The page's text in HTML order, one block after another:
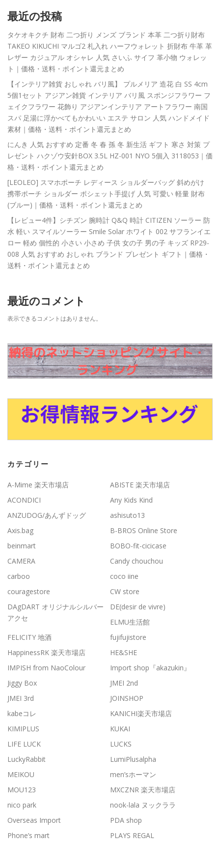
最近の投稿
タケオキクチ 財布 二つ折り メンズ ブランド 本革 二つ折り財布
TAKEO KIKUCHI マルゴ2 札入れ ハーフウォレット 折財布 牛革 革
レザー カジュアル オシャレ 人気 さいふ サイフ 革小物 ウォレッ
ト｜価格・送料・ポイント還元まとめ
【インテリア雑貨 おしゃれ バリ風】 プルメリア 造花 白 SS 4cm
5個1セット アジアン雑貨 インテリア バリ風 スポンジフラワー フ
ェイクフラワー 花飾り アジアンインテリア アートフラワー 南国
スパ 足湯に浮かべてもかわいい エステ サロン 人気 ハンドメイド
素材｜価格・送料・ポイント還元まとめ
にんき 人気 おすすめ 定番 冬 春 孫 冬 新生活 ギフト 寒さ 対策 プ
レゼント ハクゾウ安針BOX 3.5L HZ-001 NYO 5個入 3118053｜価
格・送料・ポイント還元まとめ
[LEOLEO] スマホポーチ レディース ショルダーバッグ 斜めがけ
携帯ポーチ ショルダー ポシェット手提げ 人気 可愛い 軽量 財布
(ブルー)｜価格・送料・ポイント還元まとめ
【レビュー4件】シチズン 腕時計 Q&Q 時計 CITIZEN ソーラー 防
水 軽い スマイルソーラー Smile Solar ホワイト 002 サフランイエ
ロー 軽め 個性的 小さい 小さめ 子供 女の子 男の子 キッズ RP29-
008 人気 おすすめ おしゃれ ブランド プレゼント ギフト｜価格・
送料・ポイント還元まとめ
最近のコメント
表示できるコメントはありません。
カテゴリー
A-Mime 楽天市場店
ABISTE 楽天市場店
ACONDICI
Any Kids Kind
ANZUDOG/あんずドッグ
ashisuto13
Axis.bag
B-BROS Online Store
beinmart
BOBO-fit-cicicase
CAMERA
Candy chouchou
carboo
coco iine
couragestore
CW store
DAgDART オリジナルシルバー
アクセ
DE(desir de vivre)
ELMU生活館
FELICITY 地酒
fujifujistore
HappinessRK 楽天市場店
HE&SHE
IMPISH from NaoColour
Import shop『akazukin』
Jiggy Box
JMEI 2nd
JMEI 3rd
JOINSHOP
kabeコレ
KANICHI楽天市場店
KIMIPLUS
KUKAI
LIFE LUCK
LUCKS
LuckyRabbit
LumiPlusalpha
MEIKOU
men’sホーマン
MOU123
MXCZNR 楽天市場店
nico park
nook-lala ヌックララ
Overseas Import
PDA shop
Phone’s mart
PLAYS REGAL